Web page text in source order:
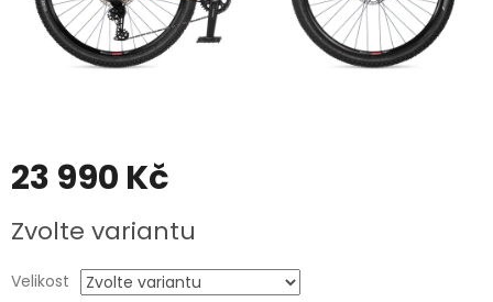
23 990 Kč
cena:
Zvolte variantu
Velikost